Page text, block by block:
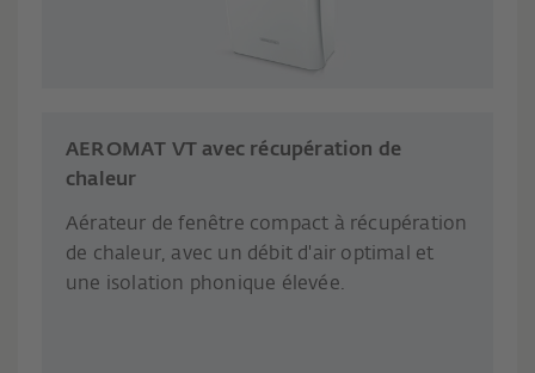
AEROMAT VT avec récupération de
chaleur
Aérateur de fenêtre compact à récupération
de chaleur, avec un débit d'air optimal et
une isolation phonique élevée.